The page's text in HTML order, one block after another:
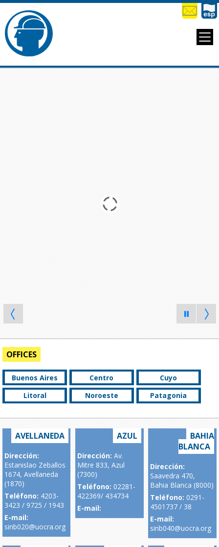
OFFICES
Buenos Aires Centro
Cuyo
Litoral
Noroeste Patagonia
AVELLANEDA
Dirección:
Estanislao Zeballos
1674, Avellaneda
(1870)
Teléfono: 4203-
3423 / 9725 / 1943
E-mail:
sinb020@uocra.org
AZUL
Dirección: Av.
Mitre 833, Azul
(7300)
Teléfono: 02281-
422369/ 434734
E-mail:
BAHIA
BLANCA
Dirección:
Saavedra 470,
Bahia Blanca (8000)
Teléfono: 0291-
4501737 / 38
E-mail:
sinb040@uocra.org